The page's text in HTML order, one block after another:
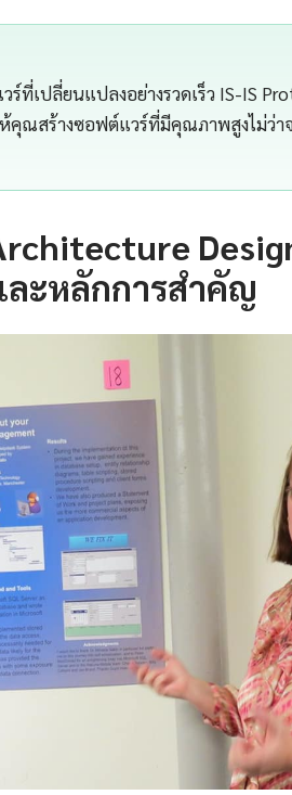
ที่เปลี่ยนแปลงอย่างรวดเร็ว IS-IS
ณสร้างซอฟต์แวร์ที่มีคุณภาพสูงไม่ว่าจ
ะหลักการสำคัญ